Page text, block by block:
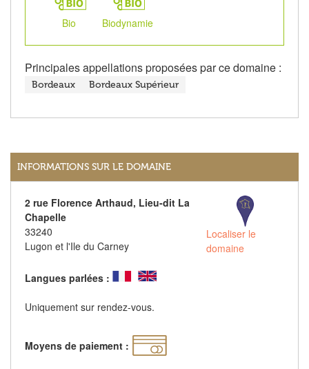
Bio Biodynamie
Principales appellations proposées par ce domaine :
Bordeaux Bordeaux Supérieur
INFORMATIONS SUR LE DOMAINE
2 rue Florence Arthaud, Lieu-dit La
Chapelle
33240
Lugon et l'Ile du Carney
Localiser le
domaine
Langues parlées :
Uniquement sur rendez-vous.
Moyens de paiement :